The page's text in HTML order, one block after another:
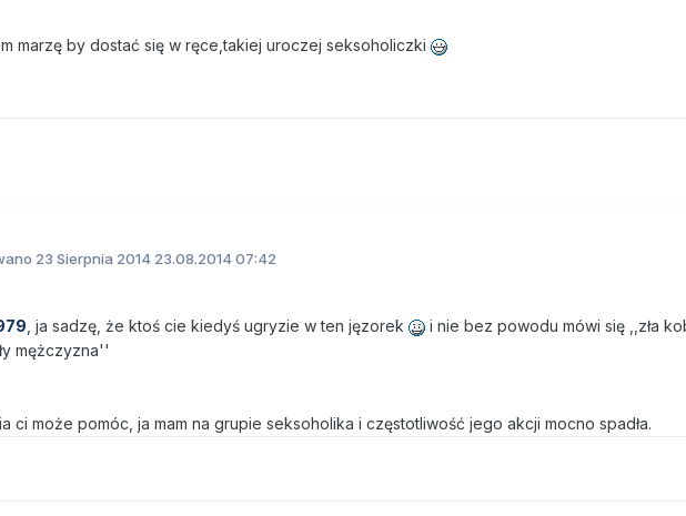
marzę by dostać się w ręce,takiej uroczej seksoholiczki
23 Sierpnia 2014 23.08.2014 07:42
, ja sadzę, że ktoś cie kiedyś ugryzie w ten jęzorek
i nie bez powodu mówi się ,,zła
mężczyzna''
ci może pomóc, ja mam na grupie seksoholika i częstotliwość jego akcji mocno spadła.